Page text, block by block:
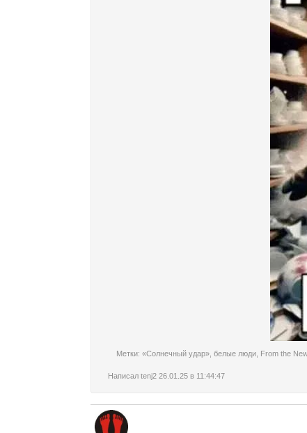
Метки: «Солнечный удар» белые люди From the
Написал tenj2 26.01.25 в 11:44:47